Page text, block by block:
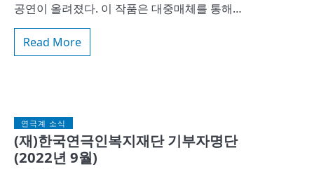
공연이 올려졌다. 이 작품은 대중매체를 통해…
Read More
연극계 소식
(재)한국연극인복지재단 기부자명단
(2022년 9월)